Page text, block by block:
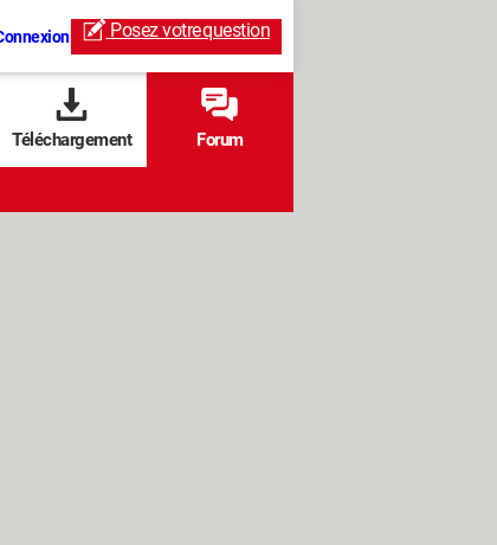
Posez votrequestion
Téléchargement Forum